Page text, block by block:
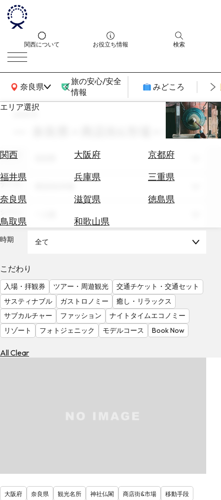
関西について お役立ち情報 検索
奈良県
関西広域MAP
旅の安心/安全
情報
みどころ
エリア選択
関西 大阪府
京都府
福井県
兵庫県
三重県
奈良県
滋賀県
徳島県
鳥取県
和歌山県
エ
券
テ
を
調
べ
る
天
気
を
見
る
search
奈良県 × 商店街&市場 × 一人旅
エリア
テーマ
時期 全て
こだわり
入場・拝観券 ツアー・周遊観光
交通チケット・交通セット
サスティナブル
ガストロノミー
癒し・リラックス
サブカルチャー
ファッション
ナイトタイムエコノミー
リゾート
フォトジェニック モデルコース Book Now
All Clear
大阪府 奈良県 観光名所 神社仏閣 商店街&市場
移動手段